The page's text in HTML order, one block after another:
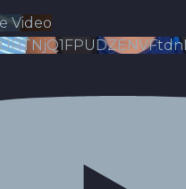
Video